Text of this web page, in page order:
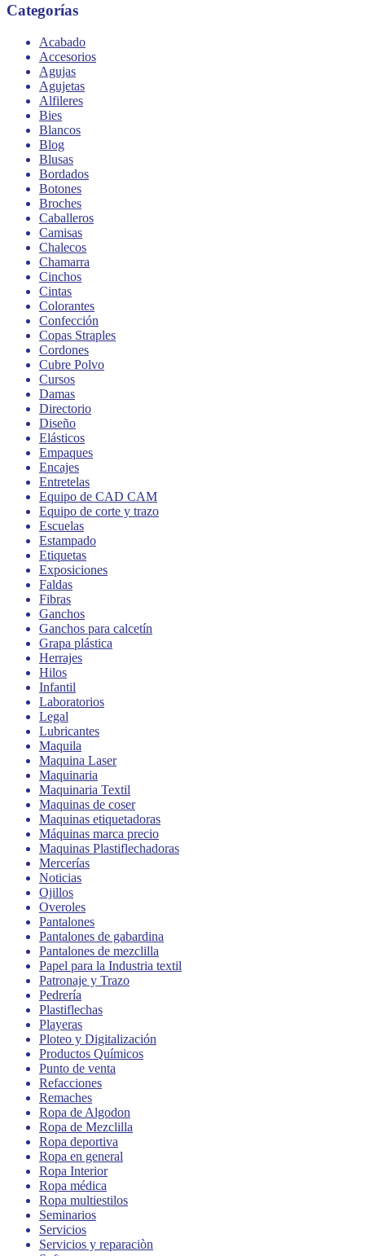
Categorías
Acabado
Accesorios
Agujas
Agujetas
Alfileres
Bies
Blancos
Blog
Blusas
Bordados
Botones
Broches
Caballeros
Camisas
Chalecos
Chamarra
Cinchos
Cintas
Colorantes
Confección
Copas Straples
Cordones
Cubre Polvo
Cursos
Damas
Directorio
Diseño
Elásticos
Empaques
Encajes
Entretelas
Equipo de CAD CAM
Equipo de corte y trazo
Escuelas
Estampado
Etiquetas
Exposiciones
Faldas
Fibras
Ganchos
Ganchos para calcetín
Grapa plástica
Herrajes
Hilos
Infantil
Laboratorios
Legal
Lubricantes
Maquila
Maquina Laser
Maquinaria
Maquinaria Textil
Maquinas de coser
Maquinas etiquetadoras
Máquinas marca precio
Maquinas Plastiflechadoras
Mercerías
Noticias
Ojillos
Overoles
Pantalones
Pantalones de gabardina
Pantalones de mezclilla
Papel para la Industria textil
Patronaje y Trazo
Pedrería
Plastiflechas
Playeras
Ploteo y Digitalización
Productos Químicos
Punto de venta
Refacciones
Remaches
Ropa de Algodon
Ropa de Mezclilla
Ropa deportiva
Ropa en general
Ropa Interior
Ropa médica
Ropa multiestilos
Seminarios
Servicios
Servicios y reparaciòn